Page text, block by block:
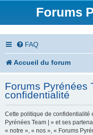
Forums
FAQ
Accueil du forum
Forums Pyrénées
confidentialité
Cette politique de confidentialité
Pyrénées Team | » et ses
« notre », « nos », « Forums